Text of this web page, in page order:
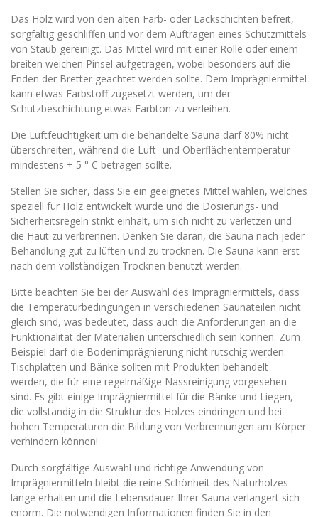
Das Holz wird von den alten Farb- oder Lackschichten befreit,
sorgfältig geschliffen und vor dem Auftragen eines Schutzmittels
von Staub gereinigt. Das Mittel wird mit einer Rolle oder einem
breiten weichen Pinsel aufgetragen, wobei besonders auf die
Enden der Bretter geachtet werden sollte. Dem Imprägniermittel
kann etwas Farbstoff zugesetzt werden, um der
Schutzbeschichtung etwas Farbton zu verleihen.
Die Luftfeuchtigkeit um die behandelte Sauna darf 80% nicht
überschreiten, während die Luft- und Oberflächentemperatur
mindestens + 5 ° C betragen sollte.
Stellen Sie sicher, dass Sie ein geeignetes Mittel wählen, welches
speziell für Holz entwickelt wurde und die Dosierungs- und
Sicherheitsregeln strikt einhält, um sich nicht zu verletzen und
die Haut zu verbrennen. Denken Sie daran, die Sauna nach jeder
Behandlung gut zu lüften und zu trocknen. Die Sauna kann erst
nach dem vollständigen Trocknen benutzt werden.
Bitte beachten Sie bei der Auswahl des Imprägniermittels, dass
die Temperaturbedingungen in verschiedenen Saunateilen nicht
gleich sind, was bedeutet, dass auch die Anforderungen an die
Funktionalität der Materialien unterschiedlich sein können. Zum
Beispiel darf die Bodenimprägnierung nicht rutschig werden.
Tischplatten und Bänke sollten mit Produkten behandelt
werden, die für eine regelmäßige Nassreinigung vorgesehen
sind. Es gibt einige Imprägniermittel für die Bänke und Liegen,
die vollständig in die Struktur des Holzes eindringen und bei
hohen Temperaturen die Bildung von Verbrennungen am Körper
verhindern können!
Durch sorgfältige Auswahl und richtige Anwendung von
Imprägniermitteln bleibt die reine Schönheit des Naturholzes
lange erhalten und die Lebensdauer Ihrer Sauna verlängert sich
enorm. Die notwendigen Informationen finden Sie in den